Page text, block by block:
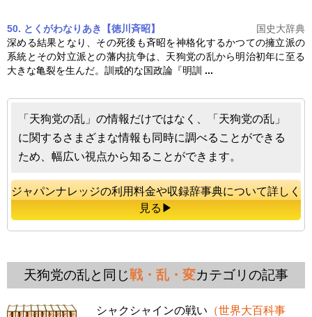
50. とくがわなりあき【徳川斉昭】
国史大辞典
深める結果となり、その死後も斉昭を神格化するかつての擁立派の
系統とその対立派との藩内抗争は、 天狗党の乱から明治初年に至る
大きな亀裂を生んだ。訓戒的な国政論『明訓 ...
「天狗党の乱」の情報だけではなく、「天狗党の乱」
に関するさまざまな情報も同時に調べることができる
ため、幅広い視点から知ることができます。
ジャパンナレッジの利用料金や収録辞事典について詳しく
見る▶
天狗党の乱と同じ戦・乱・変カテゴリの記事
シャクシャインの戦い （世界大百科事